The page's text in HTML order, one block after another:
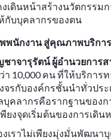
งเดินหน้าสร้างนวัตกรร
กับบุคลากรของตน
พนักงาน สู่คุณภาพบริกา
าจารุรัตน์ ผู้อำนวยการ
า 10,000 คน ที่ให้บริกา
จรกับองค์กรชั้นนำทั่วประ
บุคลากรคือรากฐานของ
พียงจุดเริ่มต้นของการเ
งเราไม่เพียงมุ่งมั่นพัฒน